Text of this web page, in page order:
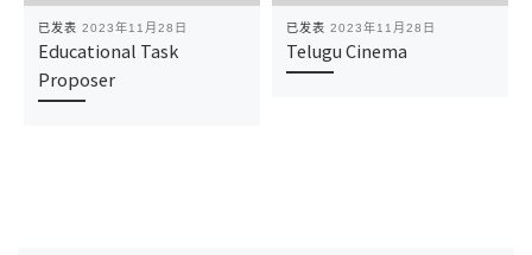
已发表 2023年11月28日
Educational Task
Proposer
已发表 2023年11月28日
Telugu Cinema